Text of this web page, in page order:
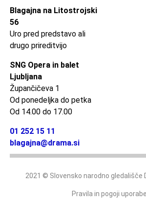
Blagajna na Litostrojski
56
Uro pred predstavo ali
drugo prireditvijo
SNG Opera in balet
Ljubljana
Župančičeva 1
Od ponedeljka do petka
Od 14.00 do 17.00
01 252 15 11
blagajna@drama.si
2021 © Slovensko narodno gledališče
Pravila in pogoji uporabe